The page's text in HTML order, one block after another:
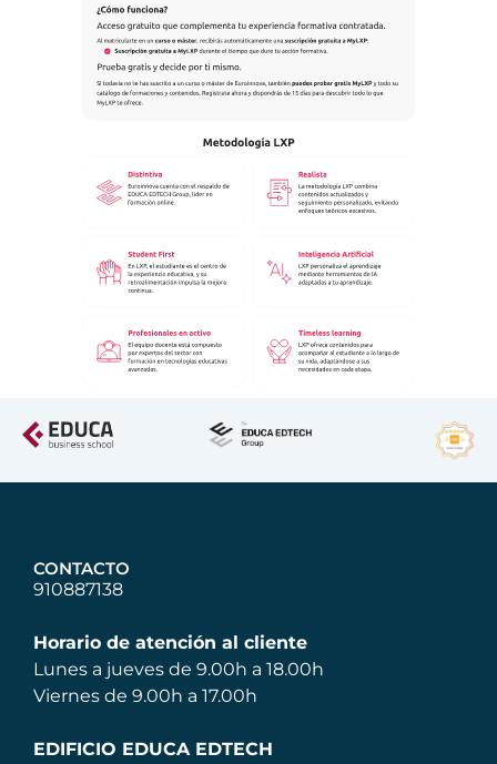
CONTACTO
910887138
Horario de atención al cliente
Lunes a jueves de 9.00h a 18.00h
Viernes de 9.00h a 17.00h
EDIFICIO EDUCA EDTECH